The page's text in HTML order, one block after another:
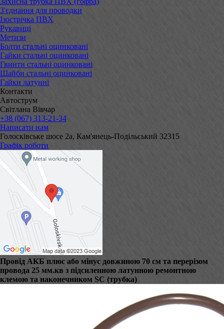
З'єднання для проводки
Ізострічка ПВХ
Рукавиці
Метизи
Болти стальні оцинковані
Гайки стальні оцинковані
Гвинти стальні оцинковані
Шайби стальні оцинковані
Гайки латунні
Контакти
Автострум
Світлана Вівчар
+38 (067) 313-21-34
Написати нам
Голосківське шосе 2а, Кам'янець-Подільський 32315
Графік роботи
Провід АКБ плюс або мінус довжиною 70 см та перерізом
провода 25 мм.кв з підсиленною латунною ремонтною
клемою та наконечником SC (трубка)